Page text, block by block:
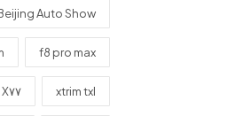
Auto Show
f8 pro max
xtrim txl X۷۷